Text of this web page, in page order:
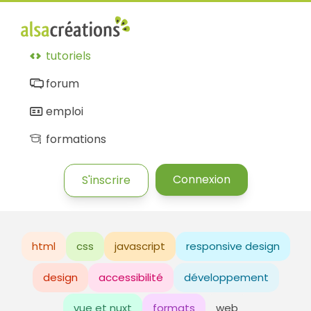
tutoriels
forum
emploi
formations
S'inscrire Connexion
html css javascript responsive design
design accessibilité développement
vue et nuxt formats web